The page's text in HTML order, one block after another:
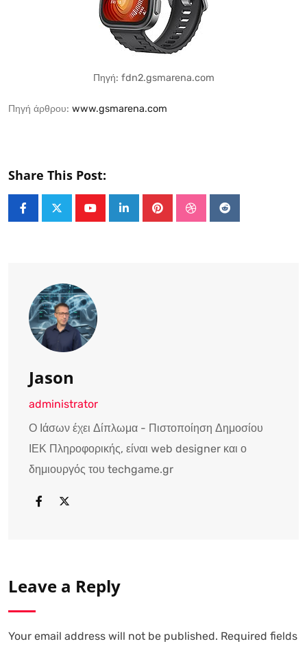
Πηγή: fdn2.gsmarena.com
Πηγή άρθρου: www.gsmarena.com
Share This Post:
YoutubeLinkedInPinterestStumbleUpon
Reddit
Jason
administrator
Ο Ιάσων έχει Δίπλωμα - Πιστοποίηση Δημοσίου
ΙΕΚ Πληροφορικής, είναι web designer και ο
δημιουργός του techgame.gr
Leave a Reply
Your email address will not be published. Required fields